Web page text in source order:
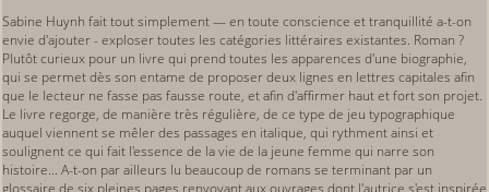
Sabine Huynh fait tout simplement — en toute conscience et tranquillité a-t-on
envie d'ajouter - exploser toutes les catégories littéraires existantes. Roman ?
Plutôt curieux pour un livre qui prend toutes les apparences d'une biographie,
qui se permet dès son entame de proposer deux lignes en lettres capitales afin
que le lecteur ne fasse pas fausse route, et afin d'affirmer haut et fort son projet.
Le livre regorge, de manière très régulière, de ce type de jeu typographique
auquel viennent se mêler des passages en italique, qui rythment ainsi et
soulignent ce qui fait l'essence de la vie de la jeune femme qui narre son
histoire... A-t-on par ailleurs lu beaucoup de romans se terminant par un
glossaire de six pleines pages renvoyant aux ouvrages dont l'autrice s'est inspirée